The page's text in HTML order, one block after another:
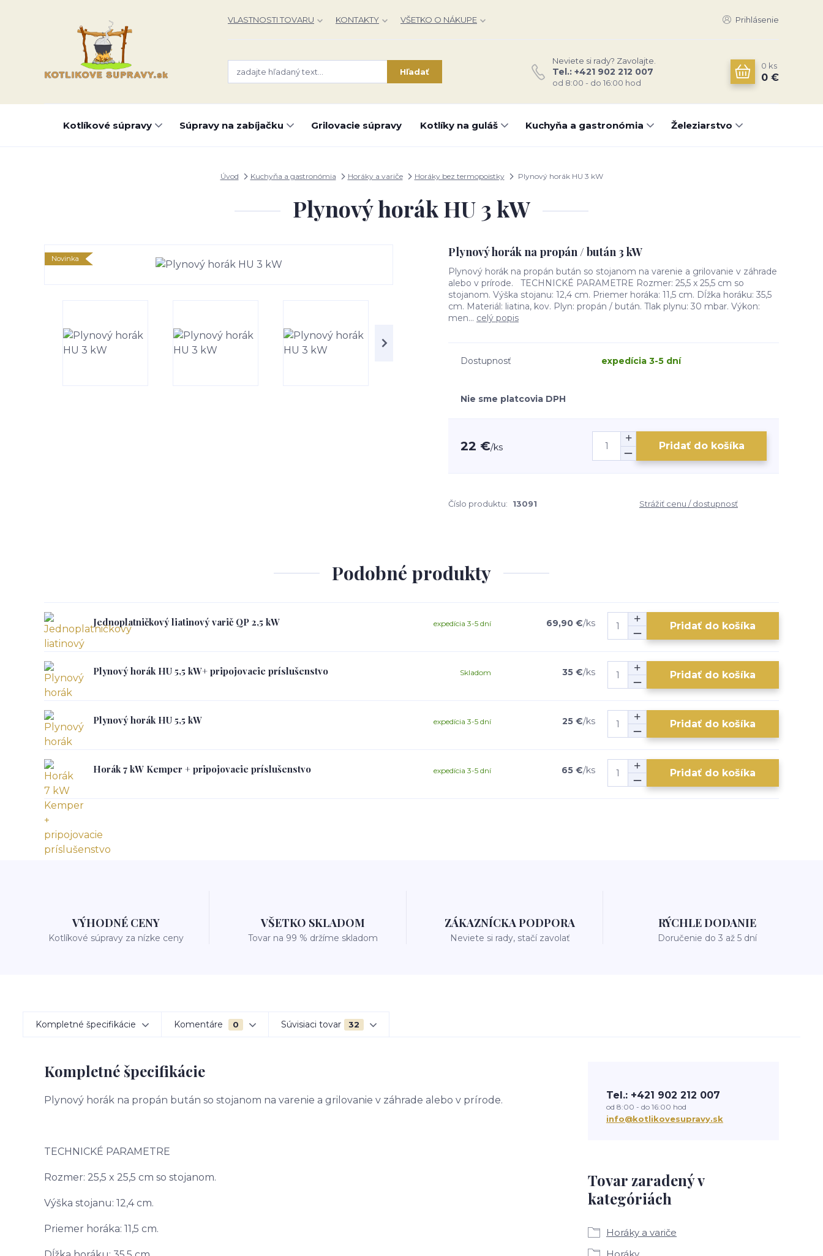
VLASTNOSTI TOVARU KONTAKTY VŠETKO O NÁKUPE Prihlásenie
Hľadať
Neviete si rady? Zavolajte.
Tel.: +421 902 212 007
od 8:00 - do 16:00 hod
0 ks
0 €
Kotlíkové súpravy Súpravy na zabíjačku Grilovacie súpravy Kotlíky na guláš Kuchyňa a gastronómia Železiarstvo
Úvod Kuchyňa a gastronómia Horáky a variče Horáky bez termopoistky Plynový horák HU 3 kW
Plynový horák HU 3 kW
Novinka Plynový horák na propán / bután 3 kW
Plynový horák na propán bután so stojanom na varenie a grilovanie v záhrade
alebo v prírode. TECHNICKÉ PARAMETRE Rozmer: 25,5 x 25,5 cm so
stojanom. Výška stojanu: 12,4 cm. Priemer horáka: 11,5 cm. Dĺžka horáku: 35,5
cm. Materiál: liatina, kov. Plyn: propán / bután. Tlak plynu: 30 mbar. Výkon:
men... celý popis
Dostupnosť expedícia 3-5 dní
Nie sme platcovia DPH
22 €/ks Pridať do košíka
Číslo produktu: 13091 Strážiť cenu / dostupnosť
Podobné produkty
Jednoplatničkový liatinový varič QP 2,5 kW 69,90 €/ks
expedícia 3-5 dní Pridať do košíka
Plynový horák HU 5,5 kW+ pripojovacie príslušenstvo 35 €/ks
Skladom Pridať do košíka
Plynový horák HU 5,5 kW 25 €/ks
expedícia 3-5 dní Pridať do košíka
Horák 7 kW Kemper + pripojovacie príslušenstvo 65 €/ks
expedícia 3-5 dní Pridať do košíka
VÝHODNÉ CENY
Kotlíkové súpravy za nízke ceny
VŠETKO SKLADOM
Tovar na 99 % držíme skladom
ZÁKAZNÍCKA PODPORA
Neviete si rady, stačí zavolať
RÝCHLE DODANIE
Doručenie do 3 až 5 dní
Kompletné špecifikácie Komentáre 0 Súvisiaci tovar 32
Kompletné špecifikácie
Plynový horák na propán bután so stojanom na varenie a grilovanie v záhrade alebo v prírode.
TECHNICKÉ PARAMETRE
Rozmer: 25,5 x 25,5 cm so stojanom.
Výška stojanu: 12,4 cm.
Priemer horáka: 11,5 cm.
Tovar zaradený v
kategóriách
Horáky a variče
Tel.: +421 902 212 007
od 8:00 - do 16:00 hod
info@kotlikovesupravy.sk